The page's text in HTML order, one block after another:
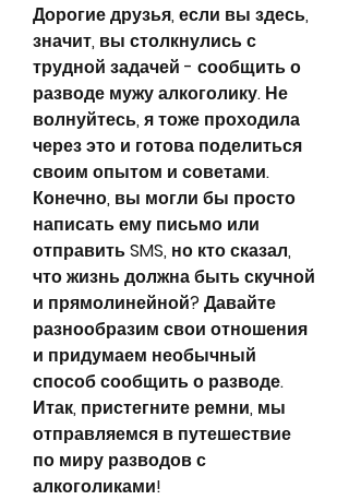
Дорогие друзья, если вы здесь,
значит, вы столкнулись с
трудной задачей - сообщить о
разводе мужу алкоголику. Не
волнуйтесь, я тоже проходила
через это и готова поделиться
своим опытом и советами.
Конечно, вы могли бы просто
написать ему письмо или
отправить SMS, но кто сказал,
что жизнь должна быть скучной
и прямолинейной? Давайте
разнообразим свои отношения
и придумаем необычный
способ сообщить о разводе.
Итак, пристегните ремни, мы
отправляемся в путешествие
по миру разводов с
алкоголиками!